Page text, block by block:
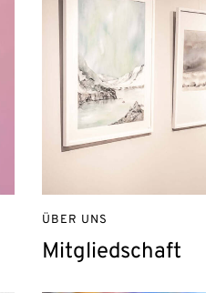
Mitgliedschaft
ÜBER UNS